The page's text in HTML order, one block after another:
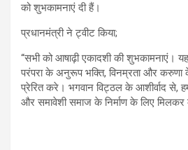
को शुभकामनाएं दी हैं।
प्रधानमंत्री ने ट्वीट किया;
“सभी को आषाढ़ी एकादशी की शुभकामनाएं।
परंपरा के अनुरूप भक्ति, विनम्रता और करुणा
प्रेरित करे। भगवान विट्ठल के आशीर्वाद से,
और समावेशी समाज के निर्माण के लिए